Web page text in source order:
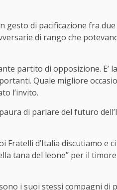
gesto di pacificazione fra
di rango che
partito di opposizione. E’
Quale migliore
l’invito.
di parlare del futuro
Fratelli d’Italia discutiamo e
tana del leone” per il
i suoi stessi compagni di